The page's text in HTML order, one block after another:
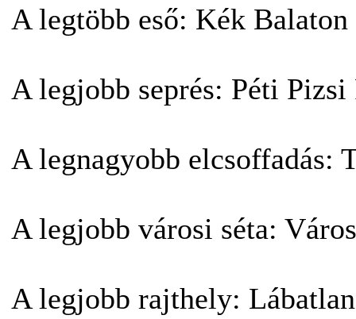
A legtöbb eső: Kék Balaton
A legjobb seprés: Péti Pizsi
A legnagyobb elcsoffadás:
A legjobb városi séta:
A legjobb rajthely: